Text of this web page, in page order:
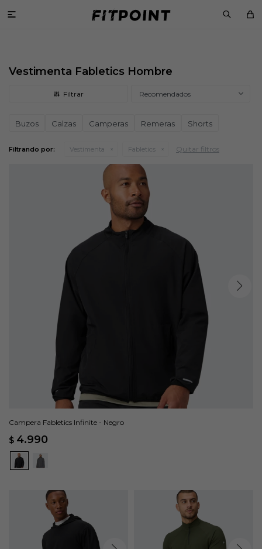

Vestimenta Fabletics Hombre
Recomendados
Buzos Calzas Camperas Remeras Shorts
Filtrando por: Vestimenta Fabletics Quitar filtros
Campera Fabletics Infinite - Negro
$ 4.990